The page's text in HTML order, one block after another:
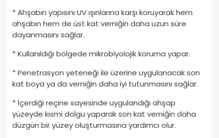
* Ahşabın yapısını UV ışınlarına karşı koruyarak hem
ahşabın hem de üst kat verniğin daha uzun süre
dayanmasını sağlar.
* Kullanıldığı bölgede mikrobiyolojik koruma yapar.
* Penetrasyon yeteneği ile üzerine uygulanacak son
kat boya ya da verniğin daha iyi tutunmasını sağlar.
* İçerdiği reçine sayesinde uygulandığı ahşap
yüzeyde kısmi dolgu yaparak son kat verniğin daha
düzgün bir yüzey oluşturmasına yardımcı olur.